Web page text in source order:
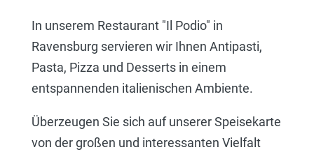
In unserem Restaurant "Il Podio" in
Ravensburg servieren wir Ihnen Antipasti,
Pasta, Pizza und Desserts in einem
entspannenden italienischen Ambiente.
Überzeugen Sie sich auf unserer Speisekarte
von der großen und interessanten Vielfalt